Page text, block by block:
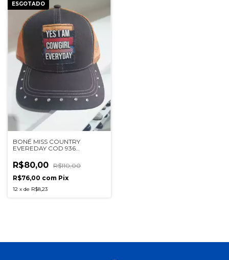
ESGOTADO
BONÉ MISS COUNTRY
EVEREDAY COD 936
R$80,00 R$110,00
R$76,00 com Pix
12 x de R$8,23